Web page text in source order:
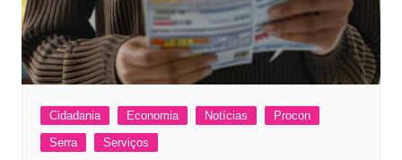
Cidadania Economia Notícias
Procon
Serra
Serviços